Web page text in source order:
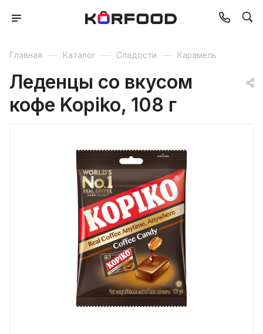
Главная — Каталог — Сладости — Карамель
Леденцы со вкусом
кофе Kopiko, 108 г